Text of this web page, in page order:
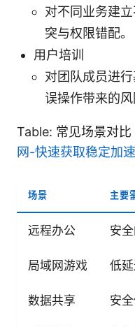
对不同业务建
突与权限错配。
用户培训
对团队成员进
误操作带来的风
Table: 常见场景对比
网-快速获取稳定加
场景 主要
远程办公 安
局域网游戏 低
数据共享 安